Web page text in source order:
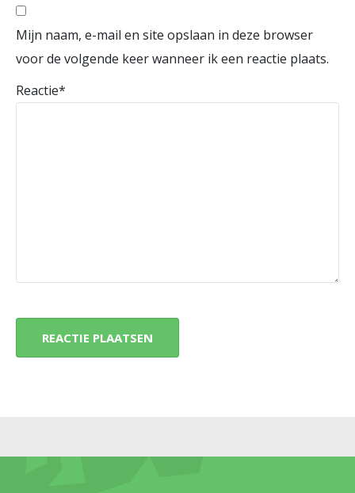
Mijn naam, e-mail en site opslaan in deze browser
voor de volgende keer wanneer ik een reactie plaats.
Reactie*